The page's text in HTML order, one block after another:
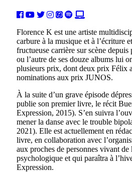
Florence K est une artiste
carbure à la musique et à l’écriture
fructueuse carrière sur scène depuis
ou l’autre de ses douze albums lui
plusieurs prix, dont deux prix Félix
nominations aux prix JUNOS.
À la suite d’un grave épisode
publie son premier livre, le récit
Expression, 2015). S’en suivra
mener la danse avec le trouble
2021). Elle est actuellement en
livre, en collaboration avec
aux proches de personnes vivant de
psychologique et qui paraîtra à
Expression.